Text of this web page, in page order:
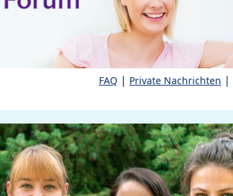
FAQ | Private Nachrichten |